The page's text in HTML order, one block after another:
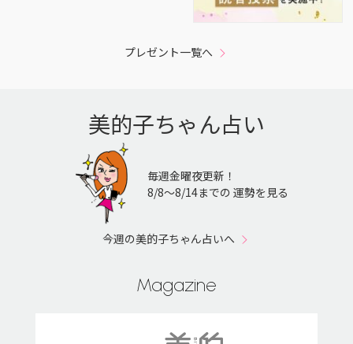
プレゼント一覧へ
美的子ちゃん占い
毎週金曜夜更新！
8/8〜8/14までの 運勢を見る
今週の美的子ちゃん占いへ
Magazine